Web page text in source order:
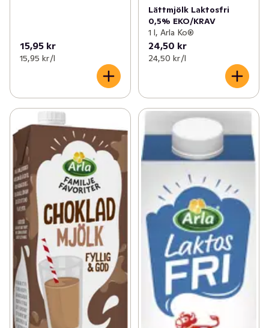
15,95 kr
15,95 kr /l
Lättmjölk Laktosfri
0,5% EKO/KRAV
1 l, Arla Ko®
24,50 kr
24,50 kr /l